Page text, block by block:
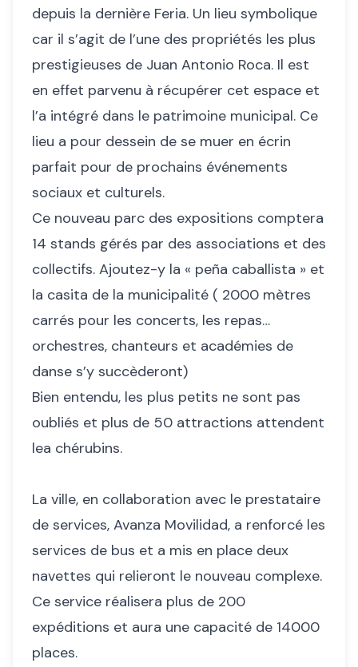
depuis la dernière Feria. Un lieu symbolique
car il s’agit de l’une des propriétés les plus
prestigieuses de Juan Antonio Roca. Il est
en effet parvenu à récupérer cet espace et
l’a intégré dans le patrimoine municipal. Ce
lieu a pour dessein de se muer en écrin
parfait pour de prochains événements
sociaux et culturels.
Ce nouveau parc des expositions comptera
14 stands gérés par des associations et des
collectifs. Ajoutez-y la « peña caballista » et
la casita de la municipalité ( 2000 mètres
carrés pour les concerts, les repas…
orchestres, chanteurs et académies de
danse s’y succèderont)
Bien entendu, les plus petits ne sont pas
oubliés et plus de 50 attractions attendent
lea chérubins.
La ville, en collaboration avec le prestataire
de services, Avanza Movilidad, a renforcé les
services de bus et a mis en place deux
navettes qui relieront le nouveau complexe.
Ce service réalisera plus de 200
expéditions et aura une capacité de 14000
places.